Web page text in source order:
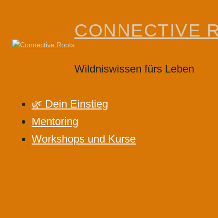
CONNECTIVE
Wildniswissen fürs Leben
🌿 Dein Einstieg
Mentoring
Workshops und Kurse